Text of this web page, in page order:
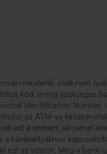
mindenki, csak nem
kód, amely szükséges
Identification Number,
az ATM-es
azt a embert, aki pénzt
a bankkártyákhoz
ezt az adatot. Még a banki